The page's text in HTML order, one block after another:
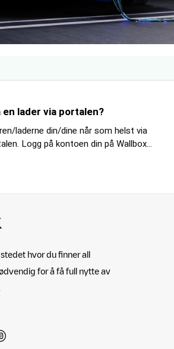
lader via portalen?
laderne din/dine når som helst via
Logg på kontoen din på Wallbox...
hvor du finner all
for å få full nytte av